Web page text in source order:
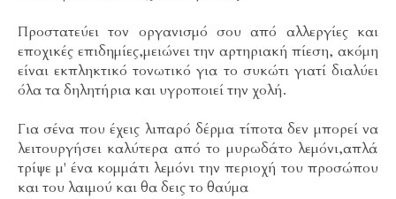
Προστατεύει τον οργανισμό σου από αλλεργίες και
εποχικές επιδημίες,μειώνει την αρτηριακή πίεση, ακόμη
είναι εκπληκτικό τονωτικό για το συκώτι γιατί διαλύει
όλα τα δηλητήρια και υγροποιεί την χολή.
Για σένα που έχεις λιπαρό δέρμα τίποτα δεν μπορεί να
λειτουργήσει καλύτερα από το μυρωδάτο λεμόνι,απλά
τρίψε μ' ένα κομμάτι λεμόνι την περιοχή του προσώπου
και του λαιμού και θα δεις το θαύμα